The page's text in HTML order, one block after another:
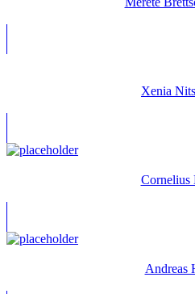
Xenia
Cornelius
Andreas